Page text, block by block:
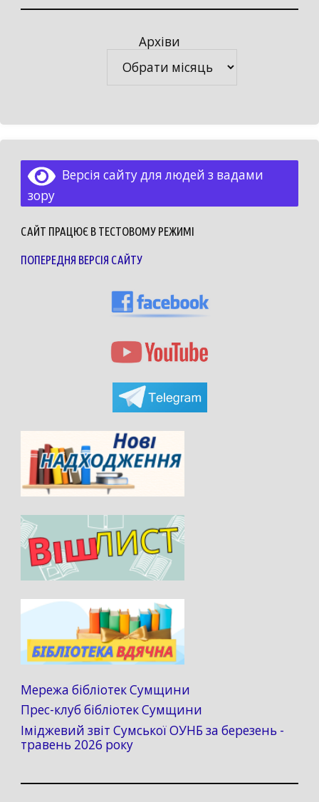
Архіви
Версія сайту для людей з вадами
зору
САЙТ ПРАЦЮЄ В ТЕСТОВОМУ РЕЖИМІ
ПОПЕРЕДНЯ ВЕРСІЯ САЙТУ
Мережа бібліотек Сумщини
Прес-клуб бібліотек Сумщини
Іміджевий звіт Сумської ОУНБ за березень -
травень 2026 року